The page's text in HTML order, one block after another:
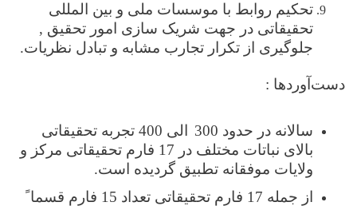
تحکیم روابط با موسسات ملی و بین المللی
تحقیقاتی در جهت شریک سازی امور تحقیق ,
جلوگیری از تکرار تجارب مشابه و تبادل نظریات.
دست‌آوردها :
سالانه در حدود 300
الی 400 تجربه تحقیقاتی
بالای نباتات مختلف در 17 فارم تحقیقاتی مرکز و
ولایات موفقانه تطبیق گردیده است.
از جمله 17 فارم تحقیقاتی تعداد 15 فارم قسما ً